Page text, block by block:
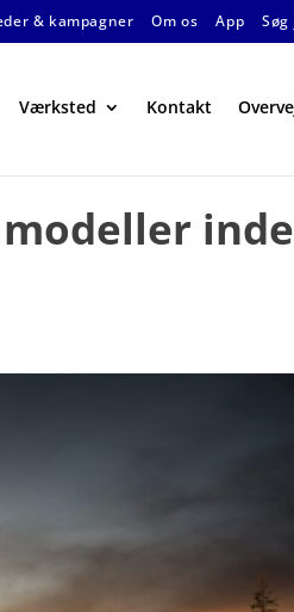
& kampagner Om os App Søg
Værksted Kontakt